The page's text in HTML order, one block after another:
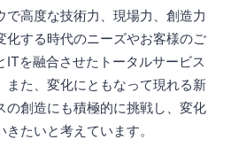
で高度な技術力、現場力、創造力
化する時代のニーズやお客様のご
ITを融合させたトータルサービス
また、変化にともなって現れる新
の創造にも積極的に挑戦し、変化
たいと考えています。